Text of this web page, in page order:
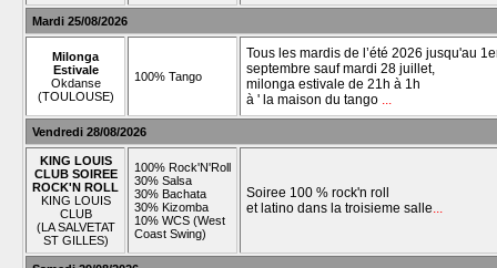
Mardi 25/08/2026
Milonga
Estivale
Okdanse
(TOULOUSE)
100% Tango
Tous les mardis de l’été 2026 jusqu'au
septembre sauf mardi 28 juillet,
milonga estivale de 21h à 1h
à ' la maison du tango ...
Vendredi 28/08/2026
KING LOUIS
CLUB SOIREE
ROCK'N ROLL
KING LOUIS
CLUB
(LA SALVETAT
ST GILLES)
100% Rock'N'Roll
30% Salsa
30% Bachata
30% Kizomba
10% WCS (West
Coast Swing)
Soiree 100 % rock'n roll
et latino dans la troisieme salle...